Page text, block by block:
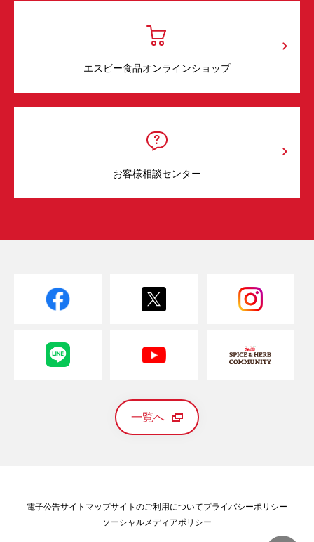
エスビー食品オンラインショップ
お客様相談センター
一覧へ
電子公告サイトマップサイトのご利用についてプライバシーポリシー
ソーシャルメディアポリシー